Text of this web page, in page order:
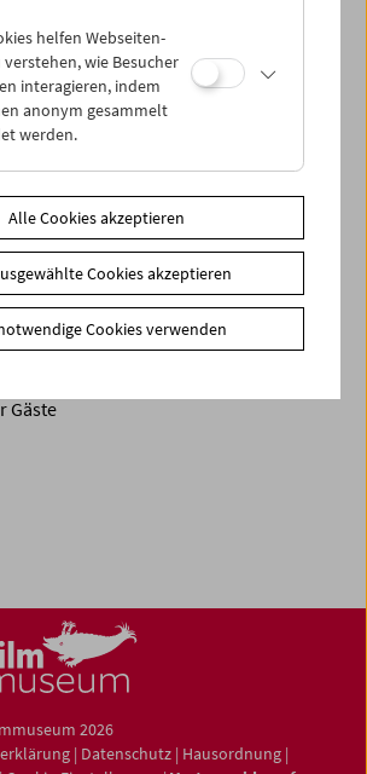
Gäste
2026
| Datenschutz | Hausordnung |
helfen Webseiten-
verstehen, wie Besucher
interagieren, indem
anonym gesammelt
werden.
Alle Cookies akzeptieren
Cookies akzeptieren
Cookies verwenden